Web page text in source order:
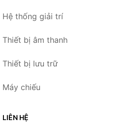
Hệ thống giải trí
Thiết bị âm thanh
Thiết bị lưu trữ
Máy chiếu
LIÊN HỆ